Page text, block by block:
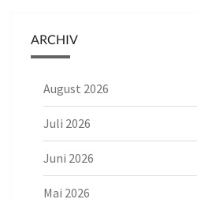
ARCHIV
August 2026
Juli 2026
Juni 2026
Mai 2026